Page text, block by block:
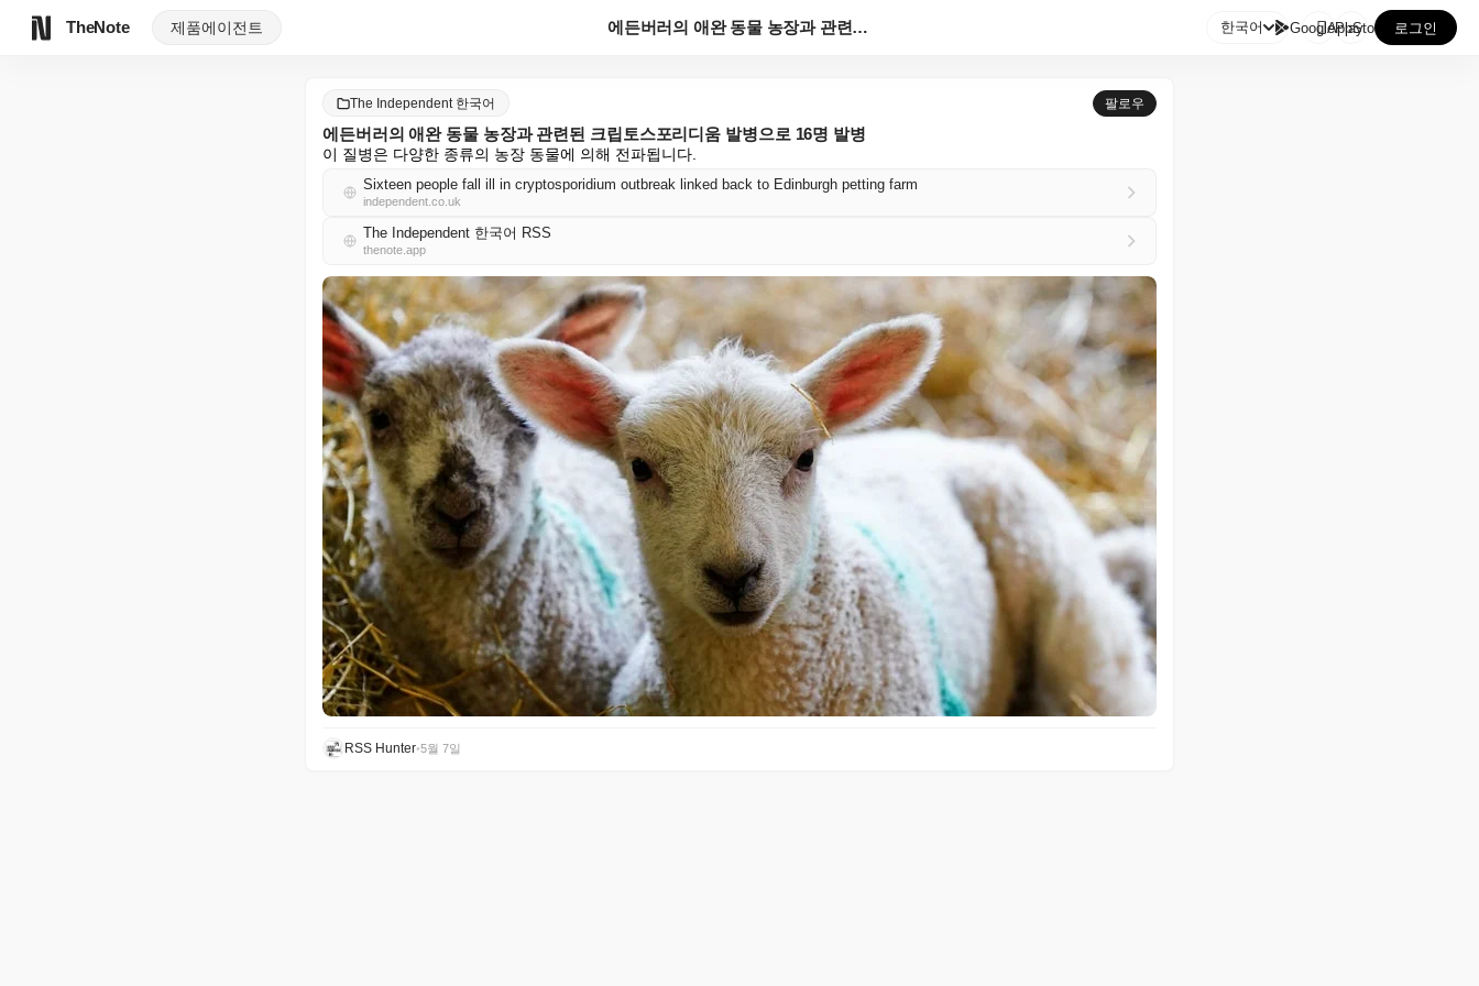
TheNote 제품에이전트 에든버러의 애완 동물 농장과 관련된 크립토스포리디움 발... 한국어 GooglePlay
AppStore 로그인
The Independent 한국어 팔로우
에든버러의 애완 동물 농장과 관련된 크립토스포리디움 발병으로 16명 발병
이 질병은 다양한 종류의 농장 동물에 의해 전파됩니다.
Sixteen people fall ill in cryptosporidium outbreak linked back to Edinburgh petting farm
independent.co.uk
The Independent 한국어 RSS
thenote.app
RSS Hunter•5월 7일